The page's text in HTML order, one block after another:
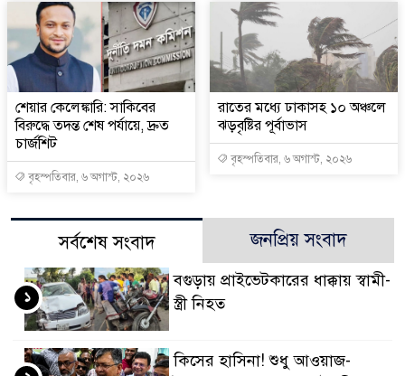
শেয়ার কেলেঙ্কারি: সাকিবের
বিরুদ্ধে তদন্ত শেষ পর্যায়ে, দ্রুত
চার্জশিট
বৃহস্পতিবার, ৬ অগাস্ট, ২০২৬
রাতের মধ্যে ঢাকাসহ ১০ অঞ্চলে
ঝড়বৃষ্টির পূর্বাভাস
বৃহস্পতিবার, ৬ অগাস্ট, ২০২৬
সর্বশেষ সংবাদ জনপ্রিয় সংবাদ
বগুড়ায় প্রাইভেটকারের ধাক্কায় স্বামী-
স্ত্রী নিহত
১
কিসের হাসিনা! শুধু আওয়াজ-